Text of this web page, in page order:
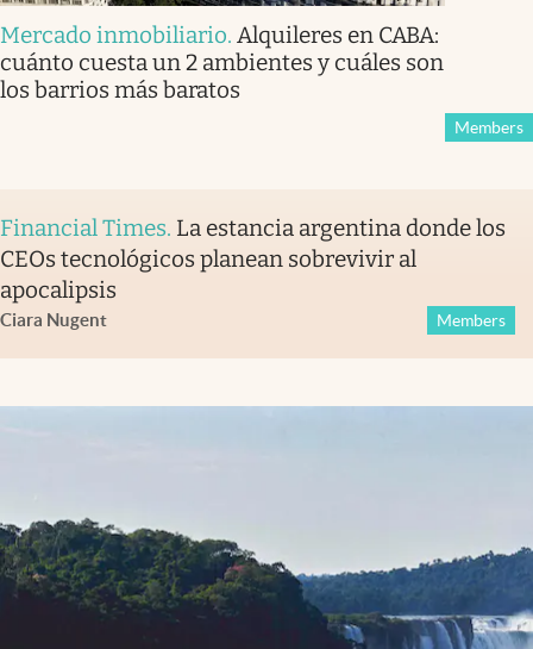
Mercado inmobiliario. Alquileres en CABA:
cuánto cuesta un 2 ambientes y cuáles son
los barrios más baratos
Members
Financial Times. La estancia argentina donde los
CEOs tecnológicos planean sobrevivir al
apocalipsis
Ciara Nugent Members